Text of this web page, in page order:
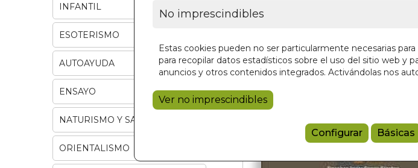
No imprescindibles
Estas cookies pueden no ser particularmente necesarias
para recopilar datos estadísticos sobre el uso del sitio web y
anuncios y otros contenidos integrados. Activándolas nos
Ver no imprescindibles
Configurar Básicas
INFANTIL
ESOTERISMO
AUTOAYUDA
ENSAYO
NATURISMO Y SALUD
ORIENTALISMO